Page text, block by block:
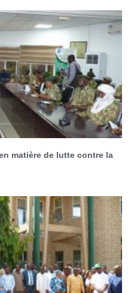
matière de lutte contre la